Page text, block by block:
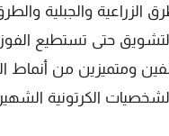
والجبلية
حتى تستطيع
ومتميزين من أنماط
الكرتونية